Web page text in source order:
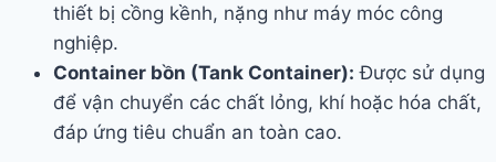
thiết bị cồng kềnh, nặng như máy móc công
nghiệp.
Container bồn (Tank Container): Được sử dụng
để vận chuyển các chất lỏng, khí hoặc hóa chất,
đáp ứng tiêu chuẩn an toàn cao.